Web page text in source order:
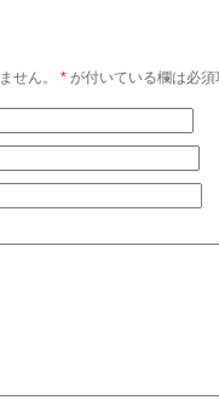
せん。 *が付いている欄は必須